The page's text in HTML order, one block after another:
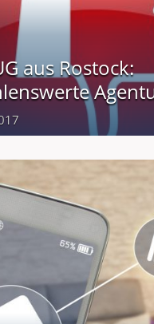
aus Rostock: